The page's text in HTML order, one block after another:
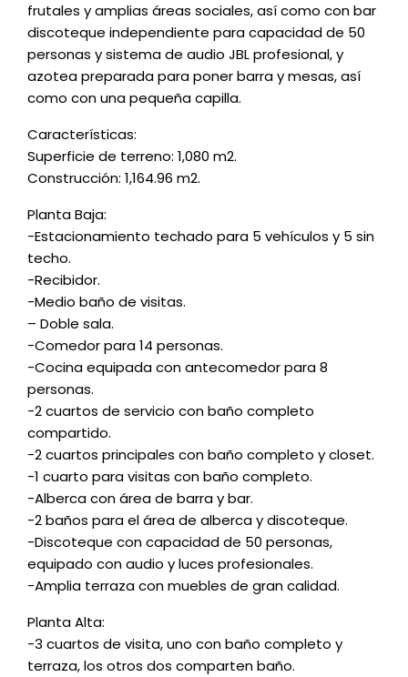
frutales y amplias áreas sociales, así como con bar
discoteque independiente para capacidad de 50
personas y sistema de audio JBL profesional, y
azotea preparada para poner barra y mesas, así
como con una pequeña capilla.
Características:
Superficie de terreno: 1,080 m2.
Construcción: 1,164.96 m2.
Planta Baja:
-Estacionamiento techado para 5 vehículos y 5 sin
techo.
-Recibidor.
-Medio baño de visitas.
– Doble sala.
-Comedor para 14 personas.
-Cocina equipada con antecomedor para 8
personas.
-2 cuartos de servicio con baño completo
compartido.
-2 cuartos principales con baño completo y closet.
-1 cuarto para visitas con baño completo.
-Alberca con área de barra y bar.
-2 baños para el área de alberca y discoteque.
-Discoteque con capacidad de 50 personas,
equipado con audio y luces profesionales.
-Amplia terraza con muebles de gran calidad.
Planta Alta:
-3 cuartos de visita, uno con baño completo y
terraza, los otros dos comparten baño.